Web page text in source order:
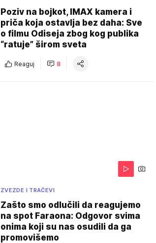
Poziv na bojkot, IMAX kamera i
priča koja ostavlja bez daha: Sve
o filmu Odiseja zbog kog publika
“ratuje” širom sveta
Reaguj 8
ZVEZDE I TRAČEVI
Zašto smo odlučili da reagujemo
na spot Faraona: Odgovor svima
onima koji su nas osudili da ga
promovišemo